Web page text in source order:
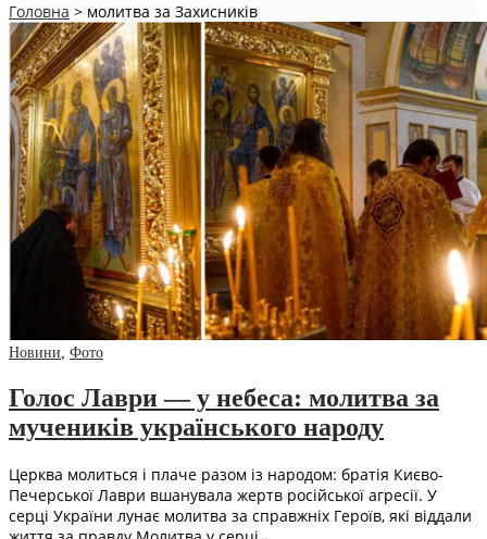
Головна > молитва за Захисників
Новини, Фото
Голос Лаври — у небеса: молитва за
мучеників українського народу
Церква молиться і плаче разом із народом: братія Києво-
Печерської Лаври вшанувала жертв російської агресії. У
серці України лунає молитва за справжніх Героїв, які віддали